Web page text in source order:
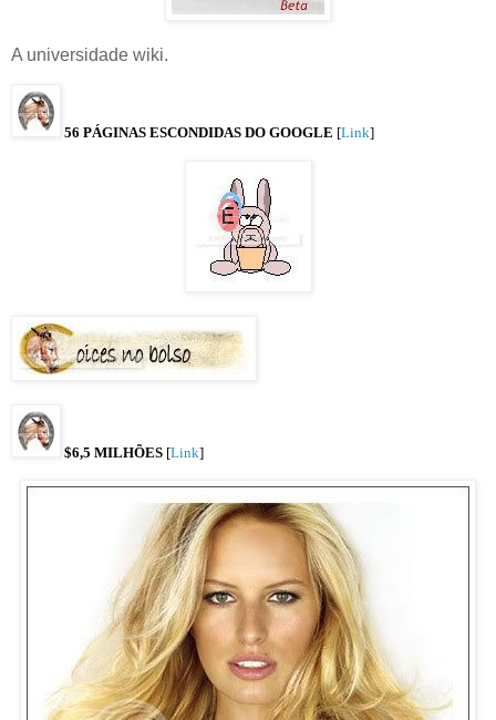
A universidade wiki.
56 PÁGINAS ESCONDIDAS DO GOOGLE [Link]
$6,5 MILHÕES [Link]